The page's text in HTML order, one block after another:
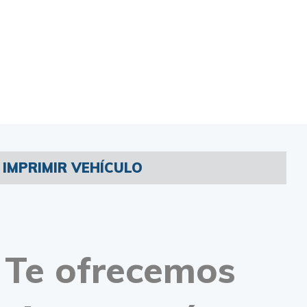
IMPRIMIR VEHÍCULO
Te ofrecemos